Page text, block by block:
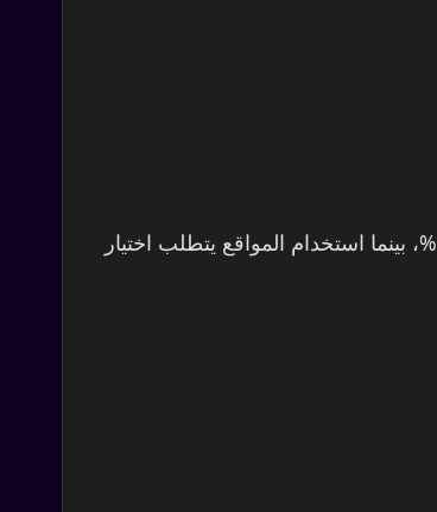
نعم، ولكن بشروط. الأمان يعتمد بشكل كبير على الطريقة التي تستخدمها. الطرق الطبيعية مثل المحتوى والتفاعل آمنة 100%، بينما استخدام المواقع يتطلب اختيار